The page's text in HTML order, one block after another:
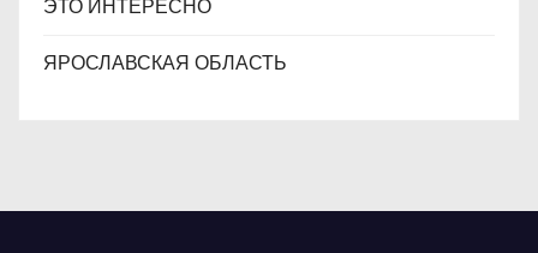
ЭТО ИНТЕРЕСНО
ЯРОСЛАВСКАЯ ОБЛАСТЬ